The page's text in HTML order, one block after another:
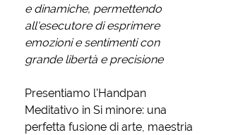
e dinamiche, permettendo
all'esecutore di esprimere
emozioni e sentimenti con
grande libertà e precisione
Presentiamo l'Handpan
Meditativo in Si minore: una
perfetta fusione di arte, maestria